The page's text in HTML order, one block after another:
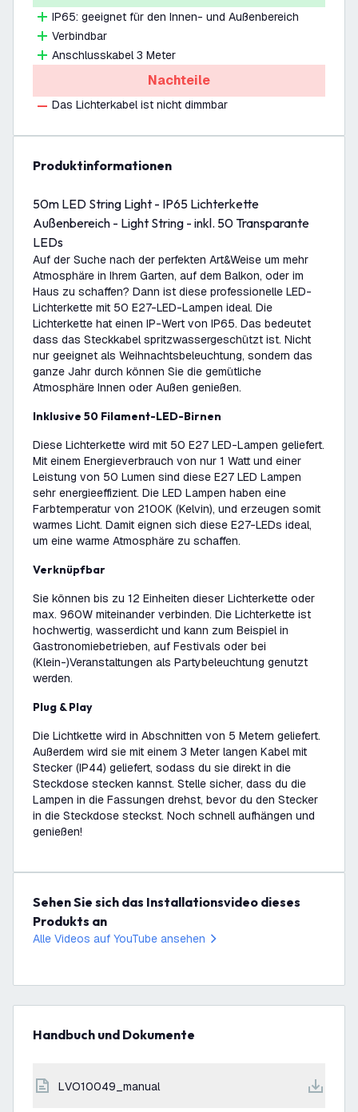
IP65: geeignet für den Innen- und Außenbereich
Verbindbar
Anschlusskabel 3 Meter
Nachteile
Das Lichterkabel ist nicht dimmbar
Produktinformationen
50m LED String Light - IP65 Lichterkette
Außenbereich - Light String - inkl. 50 Transparante
LEDs
Auf der Suche nach der perfekten Art&Weise um mehr
Atmosphäre in Ihrem Garten, auf dem Balkon, oder im
Haus zu schaffen? Dann ist diese professionelle LED-
Lichterkette mit 50 E27-LED-Lampen ideal. Die
Lichterkette hat einen IP-Wert von IP65. Das bedeutet
dass das Steckkabel spritzwassergeschützt ist. Nicht
nur geeignet als Weihnachtsbeleuchtung, sondern das
ganze Jahr durch können Sie die gemütliche
Atmosphäre Innen oder Außen genießen.
Inklusive 50 Filament-LED-Birnen
Diese Lichterkette wird mit 50 E27 LED-Lampen geliefert.
Mit einem Energieverbrauch von nur 1 Watt und einer
Leistung von 50 Lumen sind diese E27 LED Lampen
sehr energieeffizient. Die LED Lampen haben eine
Farbtemperatur von 2100K (Kelvin), und erzeugen somit
warmes Licht. Damit eignen sich diese E27-LEDs ideal,
um eine warme Atmosphäre zu schaffen.
Verknüpfbar
Sie können bis zu 12 Einheiten dieser Lichterkette oder
max. 960W miteinander verbinden. Die Lichterkette ist
hochwertig, wasserdicht und kann zum Beispiel in
Gastronomiebetrieben, auf Festivals oder bei
(Klein-)Veranstaltungen als Partybeleuchtung genutzt
werden.
Plug & Play
Die Lichtkette wird in Abschnitten von 5 Metern geliefert.
Außerdem wird sie mit einem 3 Meter langen Kabel mit
Stecker (IP44) geliefert, sodass du sie direkt in die
Steckdose stecken kannst. Stelle sicher, dass du die
Lampen in die Fassungen drehst, bevor du den Stecker
in die Steckdose steckst. Noch schnell aufhängen und
genießen!
Sehen Sie sich das Installationsvideo dieses
Produkts an
Alle Videos auf YouTube ansehen
Handbuch und Dokumente
LVO10049_manual